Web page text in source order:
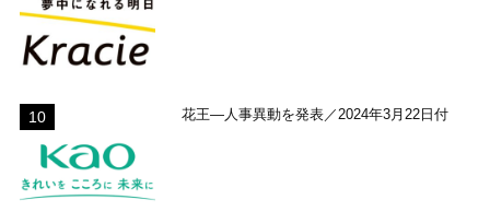
花王―人事異動を発表／2024年3月22日付